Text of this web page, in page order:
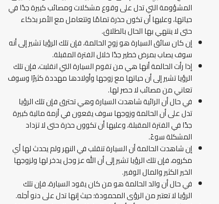
المشؤومة التي تدل على وقوع مشكلات ومصائب كبيرة جدًا في
حياتها، وعليها أن تكون حذرة تمامًا وتتعامل مع الأمر بذكاء
حتى لا ينتهي بها الحال بالطلاق.
إن كان سائق السيارة هو زوج الحالمة، فإن تلك الرؤيا تشير إلى أنه
سوف يصاب بمرض خطير جدًا خلال الفترة المقبلة.
إذا رأت الحالمة أنها هي من تقوم السيارة التي انقلبت، فإن تلك
الرؤيا تشير إلى أن حياتها مع زوجها وأولادها مهددة كثيرًا وسوف
تعاني من مصائب لا حصر لها.
في حال أن الرائية شاهدت السيارة وهي تحترق فإن تلك الرؤيا
تدل على أن الحالمة وزوجها سوف يقعون في أزمة مالية كبيرة
جدًا في الفترة المقبلة، وعليها أن تكوون حذرة حتى لا تزداد
المشكلة سوءً.
إن شاهدت الحالمة أن السيارة تنقلب في النهر ولم يحدث لها أي
مكروه، فإن تلك الرؤيا تشير إلى أن الله عز وجل يدخر لها ولزوجها
الخير الكثير والمال الوفير.
في حال أن والد الحالمة هو من كان يقود السيارة، فإن تلك
الرؤيا لا تعتبر من الرؤى المحمودة؛ حيث إنها تدل على دنو أجله.